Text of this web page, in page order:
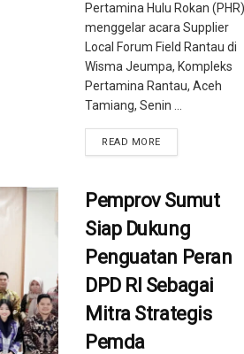
Pertamina Hulu Rokan (PHR)
menggelar acara Supplier
Local Forum Field Rantau di
Wisma Jeumpa, Kompleks
Pertamina Rantau, Aceh
Tamiang, Senin ...
READ MORE
Pemprov Sumut
Siap Dukung
Penguatan Peran
DPD RI Sebagai
Mitra Strategis
Pemda